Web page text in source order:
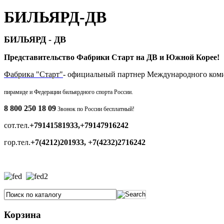
БИЛЬЯРД-ДВ
БИЛЬЯРД - ДВ
Представительство Фабрики Старт на ДВ и Южной Корее!
Фабрика "Старт"- официальный партнер Международного
пирамиде и Федерации бильярдного спорта России.
8 800 250 18 09 Звонок по России бесплатный!
сот.тел.+79141581933,+79147916242
гор.тел.+7(4212)201933, +7(4232)2716242
Корзина